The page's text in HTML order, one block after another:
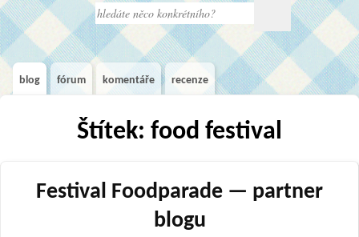
blog fórum komentáře recenze
Štítek: food festival
Festival Foodparade — partner
blogu